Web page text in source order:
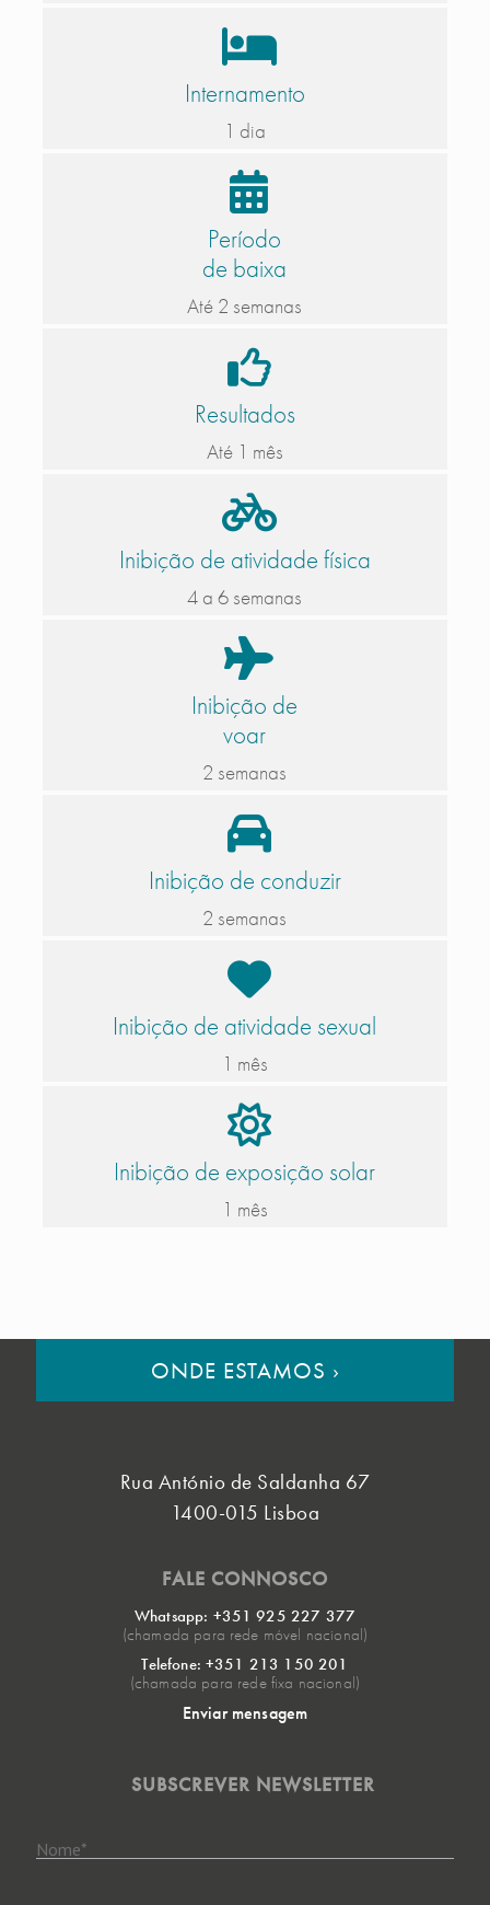
Internamento
1 dia
Período
de baixa
Até 2 semanas
Resultados
Até 1 mês
Inibição de atividade física
4 a 6 semanas
Inibição de
voar
2 semanas
Inibição de conduzir
2 semanas
Inibição de atividade sexual
1 mês
Inibição de exposição solar
1 mês
ONDE ESTAMOS ›
Rua António de Saldanha 67
1400-015 Lisboa
FALE CONNOSCO
Whatsapp: +351 925 227 377
(chamada para rede móvel nacional)
Telefone: +351 213 150 201
(chamada para rede fixa nacional)
Enviar mensagem
SUBSCREVER NEWSLETTER
Nome*